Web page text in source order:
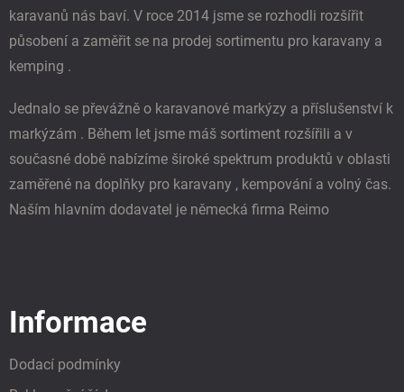
karavanů nás baví. V roce 2014 jsme se rozhodli rozšířit
působení a zaměřit se na prodej sortimentu pro karavany a
kemping .
Jednalo se převážně o karavanové markýzy a příslušenství k
markýzám . Během let jsme máš sortiment rozšířili a v
současné době nabízíme široké spektrum produktů v oblasti
zaměřené na doplňky pro karavany , kempování a volný čas.
Naším hlavním dodavatel je německá firma Reimo
Informace
Dodací podmínky